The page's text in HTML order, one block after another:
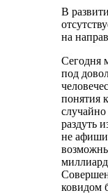
В
на
Сегодня
под
понятия
раздуть
не
ковидом